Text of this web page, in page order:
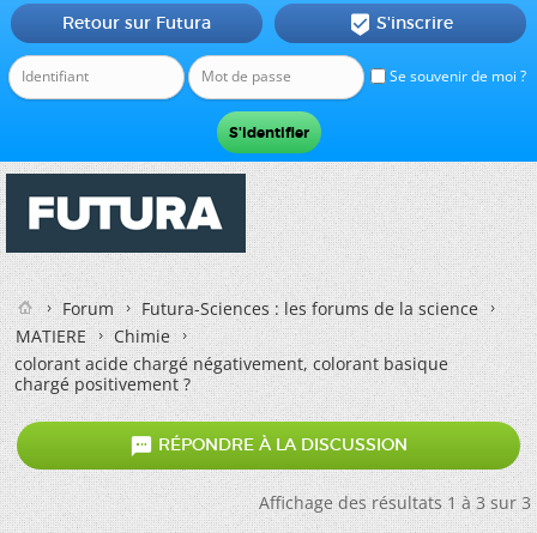
Se souvenir de moi ?
Retour sur Futura  S'inscrire
Forum
Futura-Sciences : les forums de la science
MATIERE
Chimie
colorant acide chargé négativement, colorant basique
chargé positivement ?
 RÉPONDRE À LA DISCUSSION
Affichage des résultats 1 à 3 sur 3